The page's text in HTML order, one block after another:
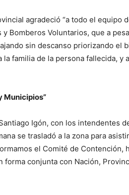
agradeció “a todo el equipo
Bomberos Voluntarios, que a
sin descanso priorizando el
familia de la persona fallecida, y
Municipios”
Igón, con los intendentes
se trasladó a la zona para
el Comité de Contención,
forma conjunta con Nación,